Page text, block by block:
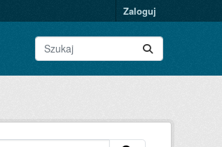
Zaloguj